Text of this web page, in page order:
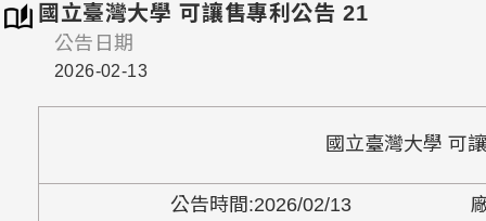
國立臺灣大學 可讓售專利公告 21
公告日期
2026-02-13
國立臺灣大學 可
公告時間 :2026/02/13